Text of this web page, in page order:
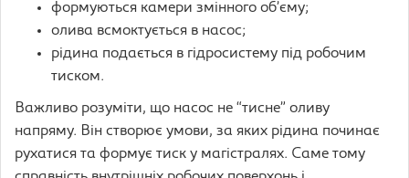
формуються камери змінного об’єму;
олива всмоктується в насос;
рідина подається в гідросистему під робочим
тиском.
Важливо розуміти, що насос не “тисне” оливу
напряму. Він створює умови, за яких рідина починає
рухатися та формує тиск у магістралях. Саме тому